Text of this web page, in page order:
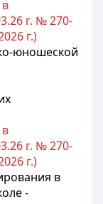
г. № 270-
г.)
юношеской
г. № 270-
г.)
в
-